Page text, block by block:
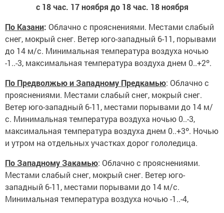
с 18 час. 17 ноября до 18 час. 18 ноября
По Казани: Облачно с прояснениями. Местами слабый
снег, мокрый снег. Ветер юго-западный 6-11, порывами
до 14 м/с. Минимальная температура воздуха ночью
-1..-3, максимальная температура воздуха днем 0..+2º.
По Предволжью и Западному Предкамью: Облачно с
прояснениями. Местами слабый снег, мокрый снег.
Ветер юго-западный 6-11, местами порывами до 14 м/
с. Минимальная температура воздуха ночью 0..-3,
максимальная температура воздуха днем 0..+3º. Ночью
и утром на отдельных участках дорог гололедица.
По Западному Закамью: Облачно с прояснениями.
Местами слабый снег, мокрый снег. Ветер юго-
западный 6-11, местами порывами до 14 м/с.
Минимальная температура воздуха ночью -1..-4,